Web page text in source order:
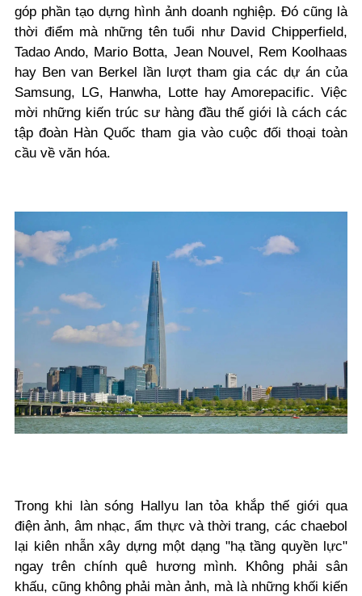
góp phần tạo dựng hình ảnh doanh nghiệp. Đó cũng là
thời điểm mà những tên tuổi như David Chipperfield,
Tadao Ando, Mario Botta, Jean Nouvel, Rem Koolhaas
hay Ben van Berkel lần lượt tham gia các dự án của
Samsung, LG, Hanwha, Lotte hay Amorepacific. Việc
mời những kiến trúc sư hàng đầu thế giới là cách các
tập đoàn Hàn Quốc tham gia vào cuộc đối thoại toàn
cầu về văn hóa.
Trong khi làn sóng Hallyu lan tỏa khắp thế giới qua
điện ảnh, âm nhạc, ẩm thực và thời trang, các chaebol
lại kiên nhẫn xây dựng một dạng "hạ tầng quyền lực"
ngay trên chính quê hương mình. Không phải sân
khấu, cũng không phải màn ảnh, mà là những khối kiến